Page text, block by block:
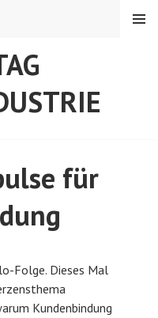
MENÜ
für
Folge. Dieses Mal
Kundenbindung